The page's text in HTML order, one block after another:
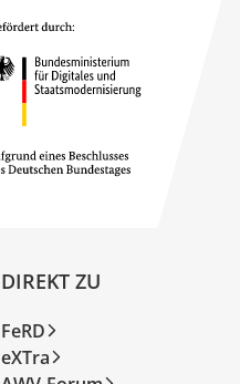
DIREKT ZU
FeRD
eXTra